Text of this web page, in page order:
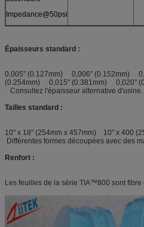
Impedance@50psi
Épaisseurs standard :
0,005" (0.127mm) 0,006" (0.152mm)
(0.254mm) 0,015" (0.381mm) 0,020"
Consultez l'épaisseur alternative d'usine.
Tailles standard :
10" x 18" (254mm x 457mm) 10" x 400
Différentes formes découpées avec des
Renfort :
Les feuilles de la série TIA™800 sont fibre